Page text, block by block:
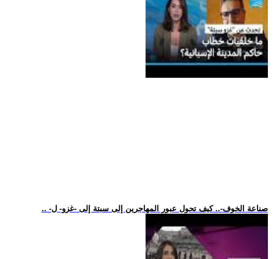
.. -صناعة الخوف-.. كيف تحول عبور المهاجرين إلى سبتة إلى -غزو- ل